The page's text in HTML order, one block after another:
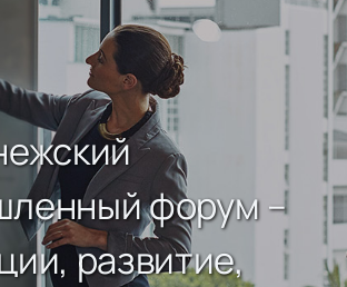
форум –
развитие,